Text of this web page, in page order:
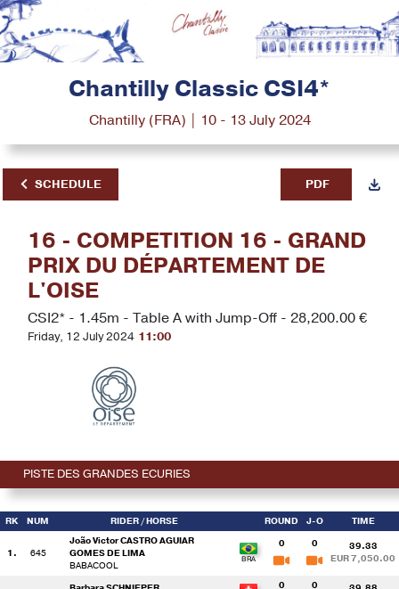
Chantilly Classic CSI4*
Chantilly (FRA) | 10 - 13 July 2024
SCHEDULE PDF
16 - COMPETITION 16 - GRAND
PRIX DU DÉPARTEMENT DE
L'OISE
CSI2* - 1.45m - Table A with Jump-Off - 28,200.00 €
Friday, 12 July 2024 11:00
PISTE DES GRANDES ECURIES
RK NUM RIDER / HORSE ROUND J-O TIME
1. 645
João Victor CASTRO AGUIAR
GOMES DE LIMA
BABACOOL
0 0 39.33
EUR 7,050.00
0 0